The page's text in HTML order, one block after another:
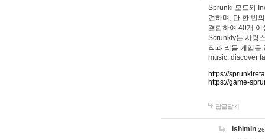
Sprunki 모드와
견하며, 단 한 번
결합하여 40개
Scrunkly는 사랑
작과 리듬 게임을
music, discover
https://
https://game-
답글달기
lshimin